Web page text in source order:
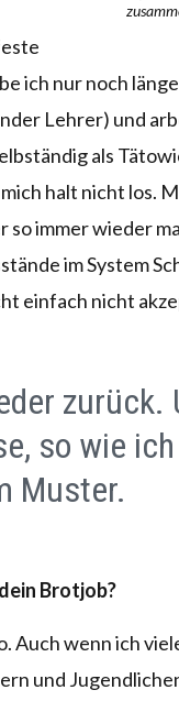
ich nur noch
Lehrer) und
als
halt nicht los.
immer wieder
im System
einfach nicht
zurück.
so wie
Muster.
Brotjob?
Auch wenn ich
und